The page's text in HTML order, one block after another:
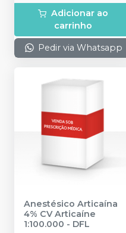
Adicionar ao
carrinho
Pedir via Whatsapp
Anestésico Articaína
4% CV Articaíne
1:100.000 - DFL